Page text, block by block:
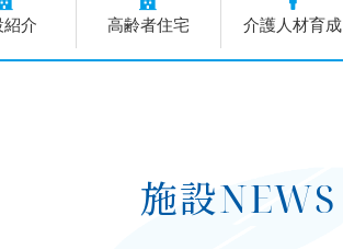
紹介 高齢者住宅 介護人材育成
施設NEWS